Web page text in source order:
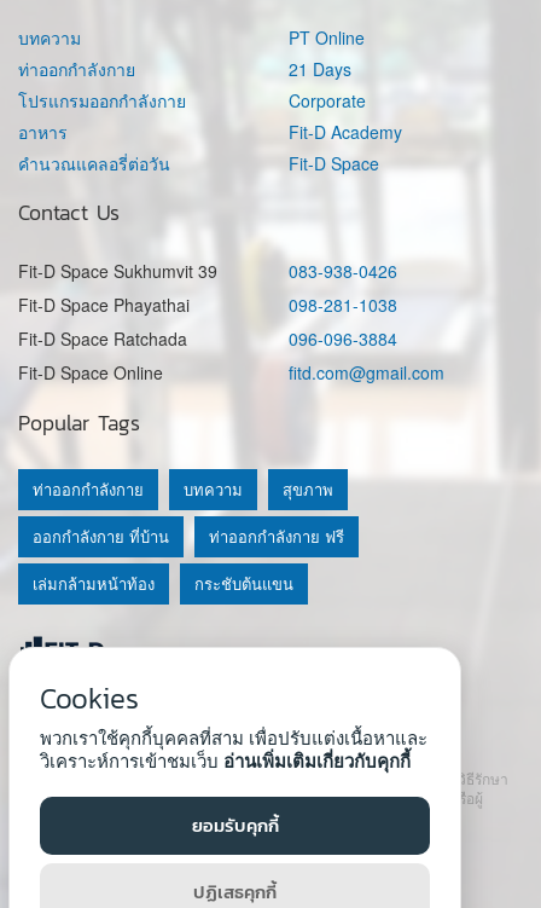
บทความ
ท่าออกกำลังกาย
โปรแกรมออกกำลังกาย
อาหาร
คำนวณแคลอรี่ต่อวัน
PT Online
21 Days
Corporate
Fit-D Academy
Fit-D Space
Contact Us
Fit-D Space Sukhumvit 39
083-938-0426
Fit-D Space Phayathai
098-281-1038
Fit-D Space Ratchada
096-096-3884
Fit-D Space Online
fitd.com@gmail.com
© 2020 Fit-D.com & Fit-D Finess
About Us | นโยบายความเป็นส่วนตัว|เงื่อนไขการใช้เว็บ
เนื้อหาที่ใช้ในเว็บนี้ ไม่สามารถใช้แทนคำปรึกษา คำแนะนำ วินิจฉัย หรือวิธีรักษา
โรคที่แนะนำจากผู้เชี่ยวชาญหรือแพทย์ได้ เราสนับสนุนให้ปรึกษาแพทย์หรือผู้
เชี่ยวชาญก่อนเริ่มโปรแกรมใหม่ทุกครั้ง
Developed by :
Popular Tags
ท่าออกกำลังกาย บทความ สุขภาพ
ออกกำลังกาย ที่บ้าน ท่าออกกำลังกาย ฟรี
เล่มกล้ามหน้าท้อง กระชับต้นแขน
Cookies
พวกเราใช้คุกกี้บุคคลที่สาม เพื่อปรับแต่งเนื้อหาและ
วิเคราะห์การเข้าชมเว็บ อ่านเพิ่มเติมเกี่ยวกับคุกกี้
ยอมรับคุกกี้
ปฏิเสธคุกกี้